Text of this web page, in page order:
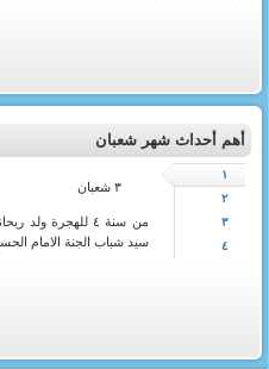
أهم أحداث شهر شعبان
١
٢
٣
٤
٣ شعبان
من سنة ٤ للهجرة
سيد شباب الجنة الامام